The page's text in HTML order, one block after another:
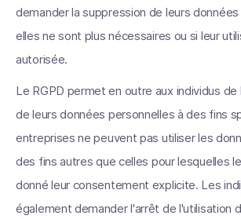
demander la suppression de leurs
elles ne sont plus nécessaires ou si leur
autorisée.
Le RGPD permet en outre aux individus de
de leurs données personnelles à des fins
entreprises ne peuvent pas utiliser les
des fins autres que celles pour lesquelles
donné leur consentement explicite. Les
également demander l'arrêt de l'utilisation